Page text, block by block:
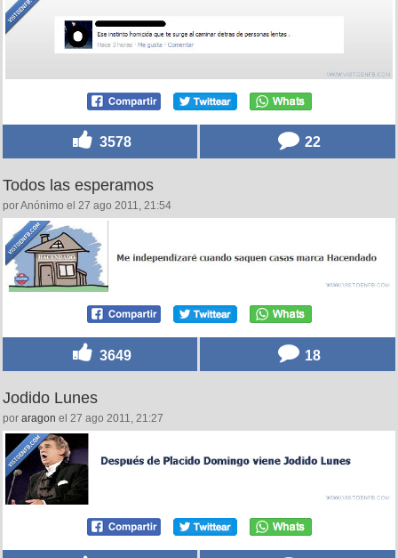
3578 22
Todos las esperamos
por Anónimo el 27 ago 2011, 21:54
3649 18
Jodido Lunes
por aragon el 27 ago 2011, 21:27